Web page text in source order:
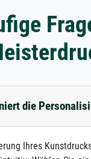
die
Ihres